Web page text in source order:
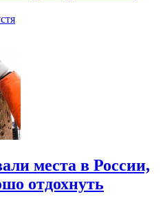
места в России,
отдохнуть